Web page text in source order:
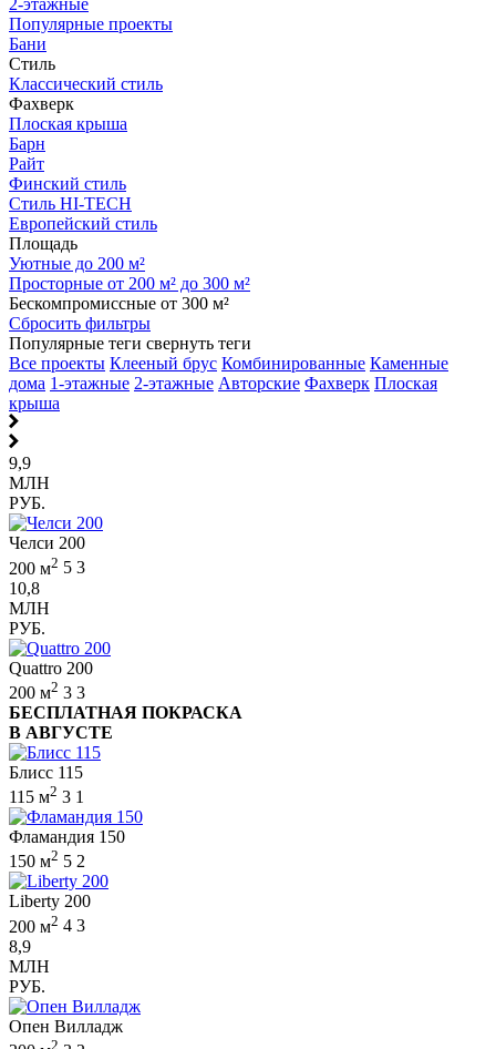
2-этажные
Популярные проекты
Бани
Стиль
Классический стиль
Фахверк
Плоская крыша
Барн
Райт
Финский стиль
Стиль HI-TECH
Европейский стиль
Площадь
Уютные до 200 м²
Просторные от 200 м² до 300 м²
Бескомпромиссные от 300 м²
Сбросить фильтры
Популярные теги свернуть теги
Все проекты Клееный брус Комбинированные Каменные
дома 1-этажные 2-этажные Авторские Фахверк Плоская
крыша
9,9
МЛН
РУБ.
Челси 200
200 м2 5 3
10,8
МЛН
РУБ.
Quattro 200
200 м2 3 3
БЕСПЛАТНАЯ ПОКРАСКА
В АВГУСТЕ
Блисс 115
115 м2 3 1
Фламандия 150
150 м2 5 2
Liberty 200
200 м2 4 3
8,9
МЛН
РУБ.
Опен Вилладж
2